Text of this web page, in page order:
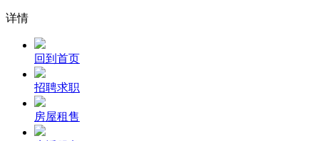
详情
回到首页
招聘求职
房屋租售